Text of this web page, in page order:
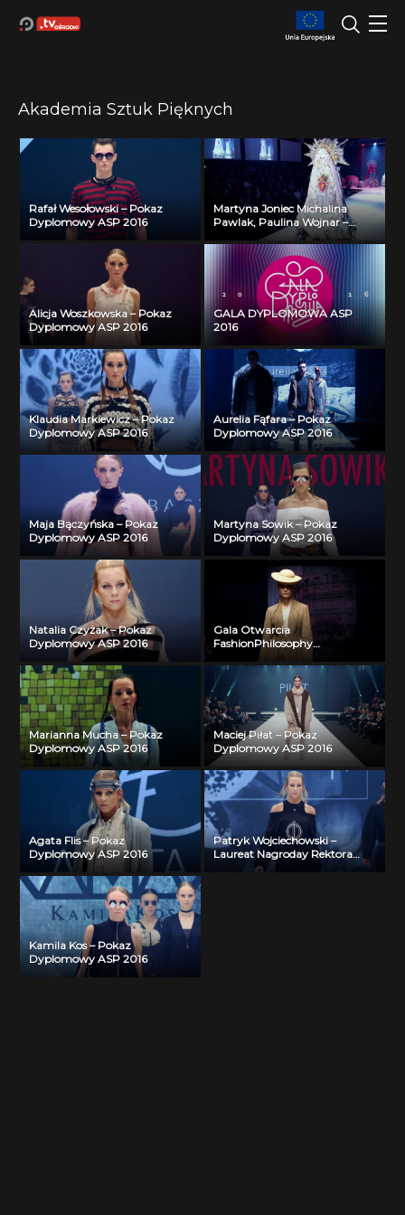
Akademia Sztuk Pięknych
Rafał Wesołowski – Pokaz
Dyplomowy ASP 2016
Martyna Joniec Michalina
Pawlak, Paulina Wojnar –
Pracownia Kostiumu
Scenicznego – Pokaz
Dyplomowy ASP ASP 2016
Alicja Woszkowska – Pokaz
Dyplomowy ASP 2016
GALA DYPLOMOWA ASP
2016
Klaudia Markiewicz – Pokaz
Dyplomowy ASP 2016
Aurelia Fąfara – Pokaz
Dyplomowy ASP 2016
Maja Bączyńska – Pokaz
Dyplomowy ASP 2016
Martyna Sowik – Pokaz
Dyplomowy ASP 2016
Natalia Czyżak – Pokaz
Dyplomowy ASP 2016
Gala Otwarcia
FashionPhilosophy
Lato/Wiosna 2013
Marianna Mucha – Pokaz
Dyplomowy ASP 2016
Maciej Piłat – Pokaz
Dyplomowy ASP 2016
Agata Flis – Pokaz
Dyplomowy ASP 2016
Patryk Wojciechowski –
Laureat Nagroday Rektora
ASP 2015
Kamila Kos – Pokaz
Dyplomowy ASP 2016